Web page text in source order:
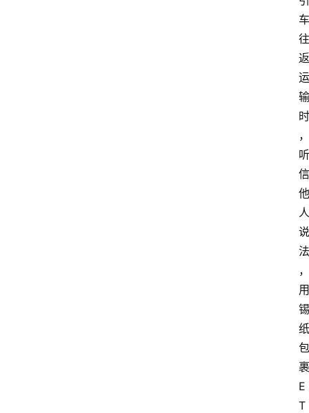
车
往
返
运
输
时
，
听
信
他
人
说
法
，
用
锡
纸
包
裹
E
T